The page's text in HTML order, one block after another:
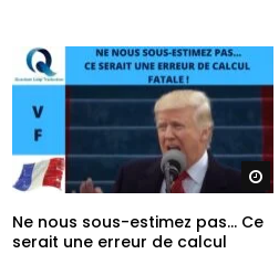
plus tard